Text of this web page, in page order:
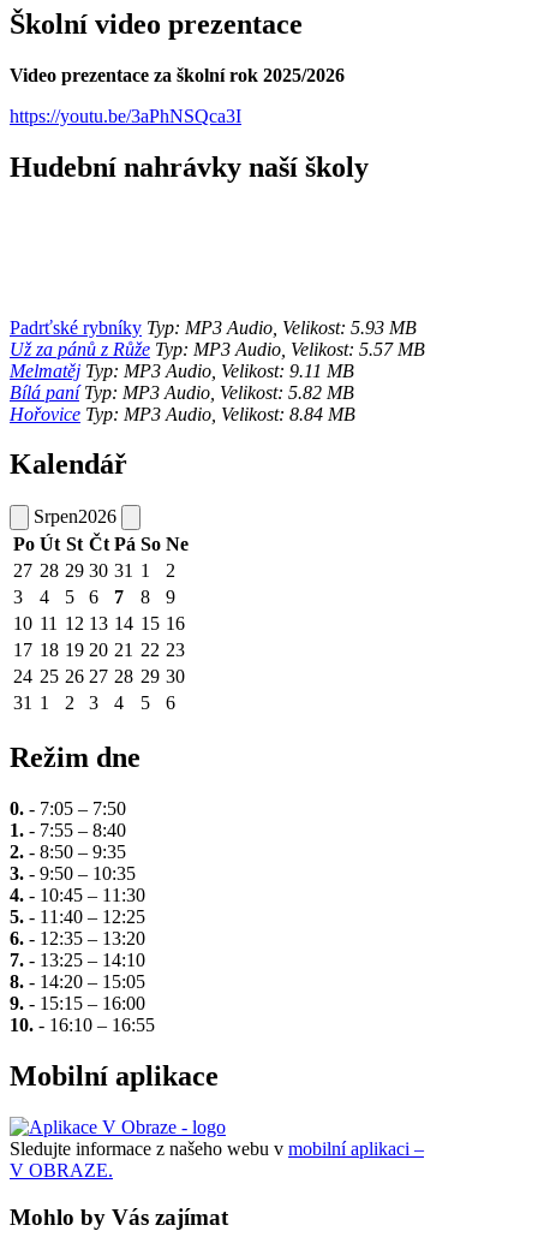
Školní video prezentace
Video prezentace za školní rok 2025/2026
https://youtu.be/3aPhNSQca3I
Hudební nahrávky naší školy
Padrťské rybníky Typ: MP3 Audio, Velikost: 5.93 MB
Už za pánů z Růže Typ: MP3 Audio, Velikost: 5.57 MB
Melmatěj Typ: MP3 Audio, Velikost: 9.11 MB
Bílá paníTyp: MP3 Audio, Velikost: 5.82 MB
Hořovice Typ: MP3 Audio, Velikost: 8.84 MB
Kalendář
Srpen2026
Po Út St Čt Pá So Ne
27 28 29 30 31 1
2
3
4 5 6 7 8
9
10 11 12 13 14 15 16
17 18 19 20 21 22 23
24 25 26 27 28 29 30
31 1 2 3 4 5 6
Režim dne
0. - 7:05 – 7:50
1. - 7:55 – 8:40
2. - 8:50 – 9:35
3. - 9:50 – 10:35
4. - 10:45 – 11:30
5. - 11:40 – 12:25
6. - 12:35 – 13:20
7. - 13:25 – 14:10
8. - 14:20 – 15:05
9. - 15:15 – 16:00
10. - 16:10 – 16:55
Mobilní aplikace
Sledujte informace z našeho webu v mobilní aplikaci –
V OBRAZE.
Mohlo by Vás zajímat